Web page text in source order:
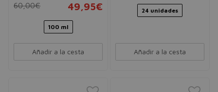
60,00€ 49,95€
100 ml
Añadir a la cesta
24 unidades
Añadir a la cesta